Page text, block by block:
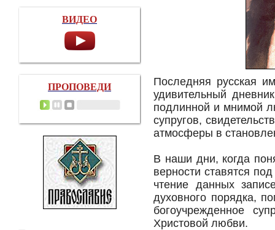
Последняя русская
удивительный
подлинной и мнимой
супругов,
атмосферы в
В наши дни, когда
верности ставятся
чтение данных
духовного порядка,
богоучрежденное
Христовой любви.
ВИДЕО
ПРОПОВЕДИ